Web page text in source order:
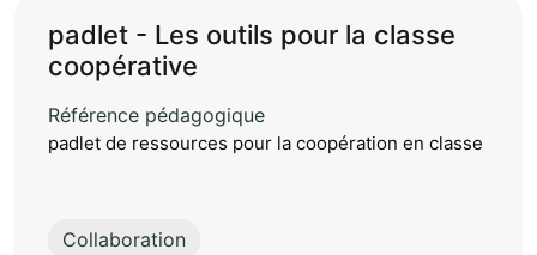
padlet - Les outils pour la classe
coopérative
Référence pédagogique
padlet de ressources pour la coopération en classe
Collaboration